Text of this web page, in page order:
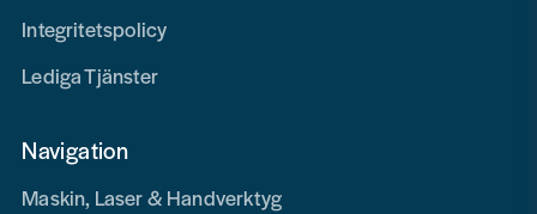
Integritetspolicy
Lediga Tjänster
Navigation
Maskin, Laser & Handverktyg